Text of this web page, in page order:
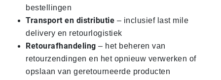
bestellingen
Transport en distributie – inclusief last mile
delivery en retourlogistiek
Retourafhandeling – het beheren van
retourzendingen en het opnieuw verwerken of
opslaan van geretourneerde producten